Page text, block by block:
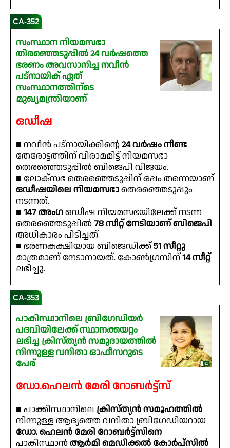
CA-352
സംസ്ഥാന നിയമസഭാ
തിരഞ്ഞെടുപ്പിൽ 24 വർഷത്തെ
ഭരണം അവസാനിച്ച നവീൻ
പട്‌നായിക് ഏത്
സംസ്ഥാനത്തിന്ടെ
മുഖ്യമന്ത്രിയാണ്
ഒഡീഷ
■ നവീൻ പട്‌നായിക്കിന്റെ24 വര്‍ഷം നീണ്ട
തേരോട്ടത്തിന് വിരാമമിട്ട് നിയമസഭാ
തെരഞ്ഞെടുപ്പിൽ ബിജെപി വിജയം.
■ ലോക്‌സഭ തെരഞ്ഞെടുപ്പിന് ഒപ്പം തന്നെയാണ്
ഒഡീഷയിലെ നിയമസഭാതെരഞ്ഞെടുപ്പും
നടന്നത്.
■ 147 അംഗഒഡീഷ നിയമസഭയിലേക്ക് നടന്ന
തെരഞ്ഞെടുപ്പില്‍ 78 സീറ്റ് നേടിയാണ് ബിജെപി
അധികാരം പിടിച്ചത്.
■ ഭരണകക്ഷിയായ ബിജെഡിക്ക്51 സീറ്റു
മാത്രമാണ് നേടാനായത്. കോണ്‍ഗ്രസിന്14 സീറ്റ്
ലഭിച്ചു.
CA-353
പാകിസ്ഥാനിലെ ബ്രിഗേഡിയർ
പദവിയിലേക്ക് സ്ഥാനക്കയറ്റം
ലഭിച്ച ക്രിസ്ത്യൻ സമുദായത്തിൽ
നിന്നുള്ള വനിതാ ഓഫീസറുടെ
പേര്
ഡോ.ഹെലൻ മേരി റോബർട്ട്സ്
■ പാക്കിസ്ഥാനിലെ ക്രിസ്ത്യൻ സമൂഹത്തിൽ
നിന്നുള്ള ആദ്യത്തെ വനിതാ ബ്രിഗേഡിയറായ
ഡോ. ഹെലൻ മേരി റോബർട്ട്‌സിനെ
പാകിസ്ഥാൻആർമി മെഡിക്കൽ കോർപ്‌സിൽ